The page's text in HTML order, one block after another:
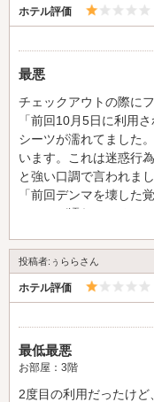
ホテル評価
最悪
チェックアウトの際に
「前回10月5日に利用
シーツが濡れてました
います。これは迷惑行為
と強い口調で言われまし
「前回デンマを壊した
シーツが濡れているの
と伝えましたが迷惑行
そもそも女性にそんな
もし他のパートナーと
愛知県内いろいろなホ
になったのは初めてで
そのような行為をする
惑行為ならわかるとこ
にそれなりの対応方法
投稿者:ぅららさん
ホテル評価
最低最悪
お部屋：3階
2度目の利用だったけど